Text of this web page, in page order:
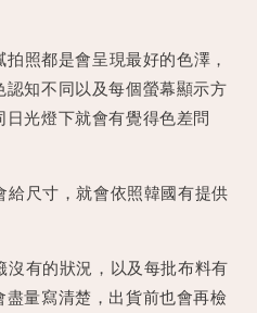
照都是會呈現最好的色澤，
知不同以及每個螢幕顯示方
光燈下就會有覺得色差問
給尺寸，就會依照韓國有提供
沒有的狀況，以及每批布料有
量寫清楚，出貨前也會再檢